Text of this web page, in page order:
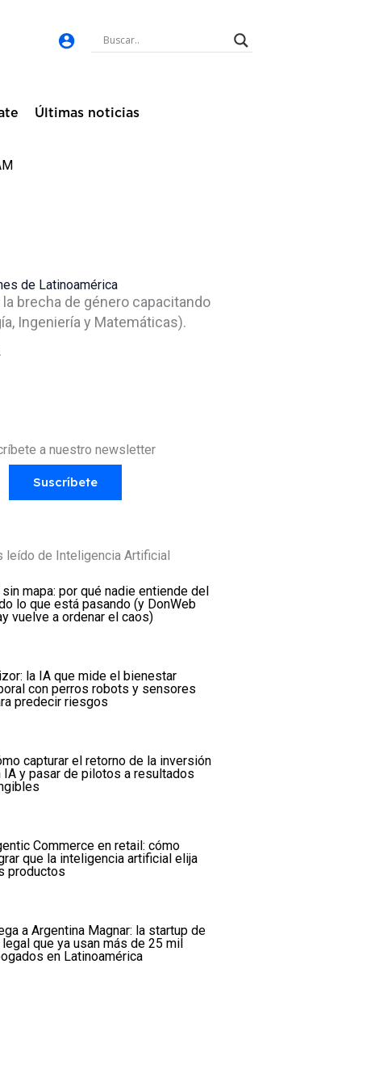
Últimas noticias
de Latinoamérica
brecha de género capacitando
Ingeniería y Matemáticas).
a nuestro newsletter
Suscríbete
leído de Inteligencia Artificial
sin mapa: por qué nadie entiende del
lo que está pasando (y DonWeb
vuelve a ordenar el caos)
la IA que mide el bienestar
con perros robots y sensores
predecir riesgos
capturar el retorno de la inversión
IA y pasar de pilotos a resultados
Commerce en retail: cómo
que la inteligencia artificial elija
productos
a Argentina Magnar: la startup de
legal que ya usan más de 25 mil
en Latinoamérica